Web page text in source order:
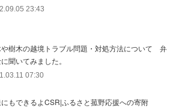
23:43
や樹木の越境トラブル問題・対処方法について 弁
聞いてみました。
07:30
もできるよCSR|ふるさと菰野応援への寄附